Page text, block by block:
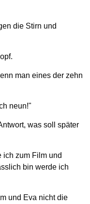
die Stirn und
man eines der zehn
neun!"
was soll später
ich zum Film und
bin werde ich
und Eva nicht die